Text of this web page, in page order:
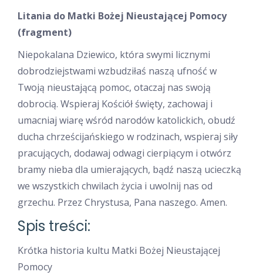
Litania do Matki Bożej Nieustającej Pomocy
(fragment)
Niepokalana Dziewico, która swymi licznymi
dobrodziejstwami wzbudziłaś naszą ufność w
Twoją nieustającą pomoc, otaczaj nas swoją
dobrocią. Wspieraj Kościół święty, zachowaj i
umacniaj wiarę wśród narodów katolickich, obudź
ducha chrześcijańskiego w rodzinach, wspieraj siły
pracujących, dodawaj odwagi cierpiącym i otwórz
bramy nieba dla umierających, bądź naszą ucieczką
we wszystkich chwilach życia i uwolnij nas od
grzechu. Przez Chrystusa, Pana naszego. Amen.
Spis treści:
Krótka historia kultu Matki Bożej Nieustającej
Pomocy